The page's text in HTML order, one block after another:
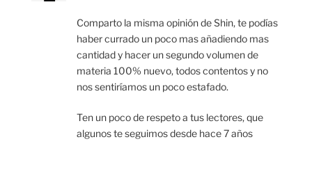
Comparto la misma opinión de Shin, te podías
haber currado un poco mas añadiendo mas
cantidad y hacer un segundo volumen de
materia 100% nuevo, todos contentos y no
nos sentiríamos un poco estafado.
Ten un poco de respeto a tus lectores, que
algunos te seguimos desde hace 7 años